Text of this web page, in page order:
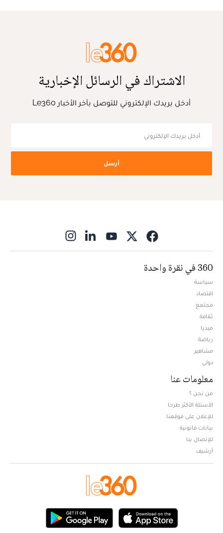
الاشتراك في الرسائل الإخبارية
أدخل بريدك الإلكتروني للتوصل بآخر الأخبار Le360
أرسل
360 في نقرة واحدة
سياسة
اقتصاد
مجتمع
ثقافة
ميديا
رياضة
مشاهير
دولي
معلومات عنا
من نحن ؟
الأسئلة الأكثر طرحا
للإعلان على موقعنا
بيانات قانونية
للإتصال بنا
أرشيف